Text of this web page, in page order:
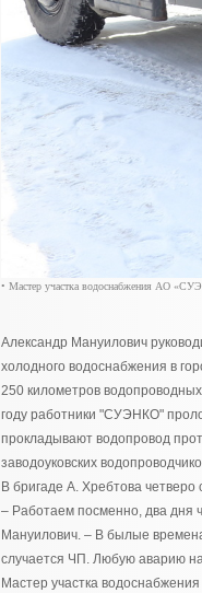
• Мастер участка водоснабжения АО
Александр Мануилович
холодного водоснабжения в
250 километров
году работники "СУЭНКО"
прокладывают водопровод
заводоуковских
В бригаде А. Хребтова четверо
– Работаем посменно, два дня
Мануилович. – В былые
случается ЧП. Любую аварию
Мастер участка